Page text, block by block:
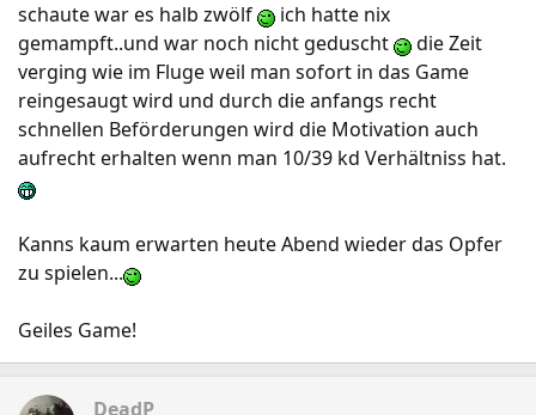
schaute war es halb zwölf
ich hatte nix
gemampft..und war noch nicht geduscht
die Zeit
verging wie im Fluge weil man sofort in das Game
reingesaugt wird und durch die anfangs recht
schnellen Beförderungen wird die Motivation auch
aufrecht erhalten wenn man 10/39 kd Verhältniss hat.
Kanns kaum erwarten heute Abend wieder das Opfer
zu spielen...
Geiles Game!
DeadP